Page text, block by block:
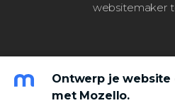
websitemaker
Ontwerp je
met Mozello.